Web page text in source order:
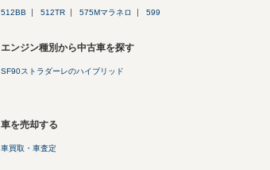
512BB 512TR 575Mマラネロ 599
エンジン種別から中古車を探す
SF90ストラダーレのハイブリッド
車を売却する
車買取・車査定